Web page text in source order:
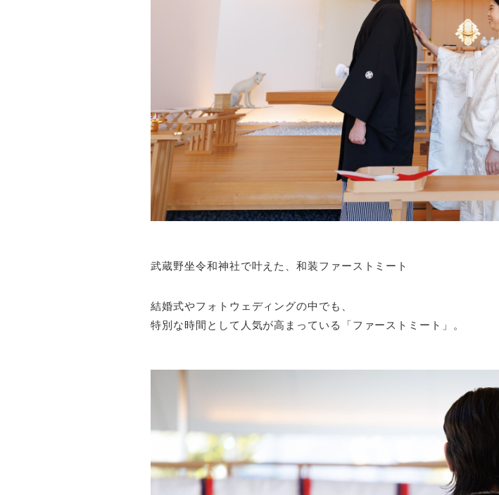
武蔵野坐令和神社で叶えた、和装ファーストミート
結婚式やフォトウェディングの中でも、
特別な時間として人気が高まっている「ファーストミート」。